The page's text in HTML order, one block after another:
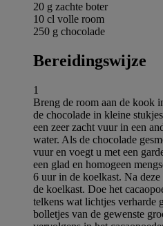
20 g zachte boter
10 cl volle room
250 g chocolade
Bereidingswijze
1
Breng de room aan de kook
de chocolade in kleine
een zeer zacht vuur in een
water. Als de chocolade
vuur en voegt u met een
een glad en homogeen
6 uur in de koelkast. Na
de koelkast. Doe het
telkens wat lichtjes verharde
bolletjes van de gewenste